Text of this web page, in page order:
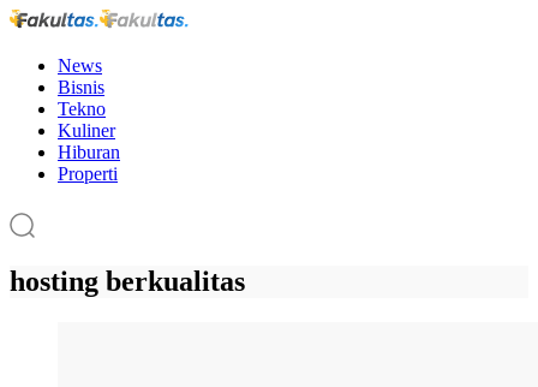
News
Bisnis
Tekno
Kuliner
Hiburan
Properti
hosting berkualitas